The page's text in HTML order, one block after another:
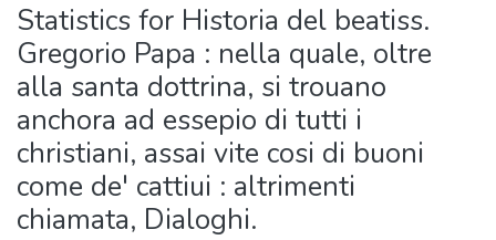
All of DSpace
Statistics for Historia del beatiss.
Gregorio Papa : nella quale, oltre
alla santa dottrina, si trouano
anchora ad essepio di tutti i
christiani, assai vite cosi di buoni
come de' cattiui : altrimenti
chiamata, Dialoghi.